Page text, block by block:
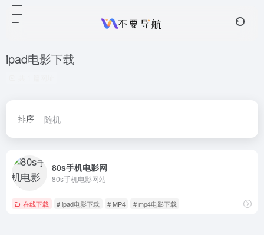
ipad电影下载
排序 随机
80s手机电影网
80s手机电影网站
在线下载 # ipad电影下载 # MP4 # mp4电影下载